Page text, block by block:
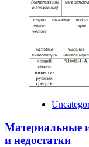
Материальные
и недостатки